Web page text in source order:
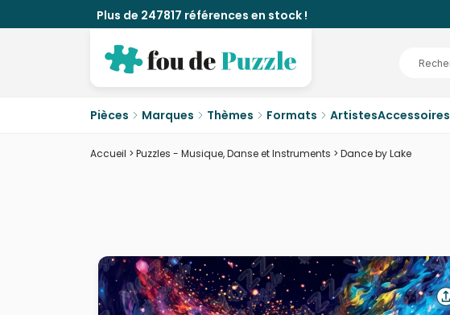
Plus de 247817 références en stock !
Pièces Marques Thèmes Formats ArtistesAccessoires
Accueil > Puzzles - Musique, Danse et Instruments > Dance by Lake